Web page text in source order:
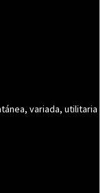
variada, utilitaria